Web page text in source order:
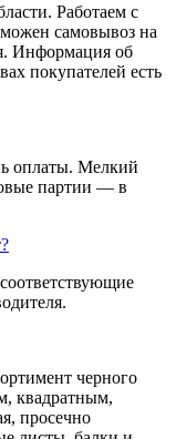
Работаем с
самовывоз на
Информация об
покупателей есть
оплаты. Мелкий
партии — в
черного
квадратным,
просечно